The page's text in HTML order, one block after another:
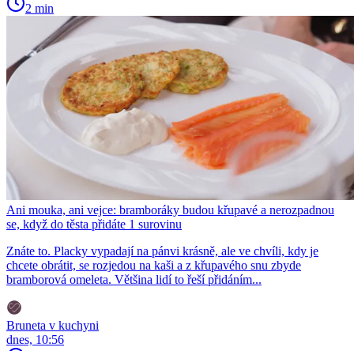
2 min
Ani mouka, ani vejce: bramboráky budou křupavé a nerozpadnou
se, když do těsta přidáte 1 surovinu
Znáte to. Placky vypadají na pánvi krásně, ale ve chvíli, kdy je
chcete obrátit, se rozjedou na kaši a z křupavého snu zbyde
bramborová omeleta. Většina lidí to řeší přidáním...
Bruneta v kuchyni
dnes, 10:56